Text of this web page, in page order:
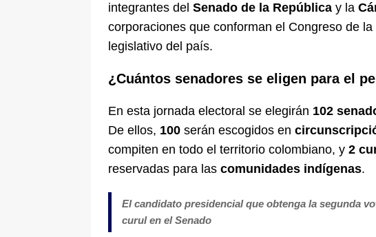
integrantes del Senado de la República y la
corporaciones que conforman el Congreso de
legislativo del país.
¿Cuántos senadores se eligen para el
En esta jornada electoral se elegirán 102
De ellos, 100 serán escogidos en
compiten en todo el territorio colombiano, y 2
reservadas para las comunidades indígenas.
El candidato presidencial que obtenga la segunda
curul en el Senado